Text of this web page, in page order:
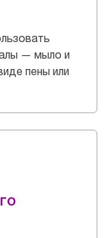
— мыло и
пены или